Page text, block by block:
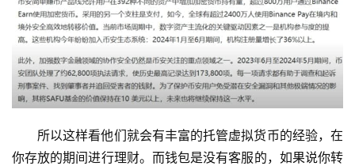
所以这样看他们就会有丰富的托管虚拟货币的经验，在
你存放的期间进行理财。而钱包是没有客服的，如果说你转